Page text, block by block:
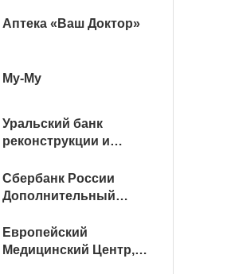
Аптека «Ваш Доктор»
Му-Му
Уральский банк
реконструкции и
Сбербанк России
Дополнительный
Европейский
Медицинский Центр,